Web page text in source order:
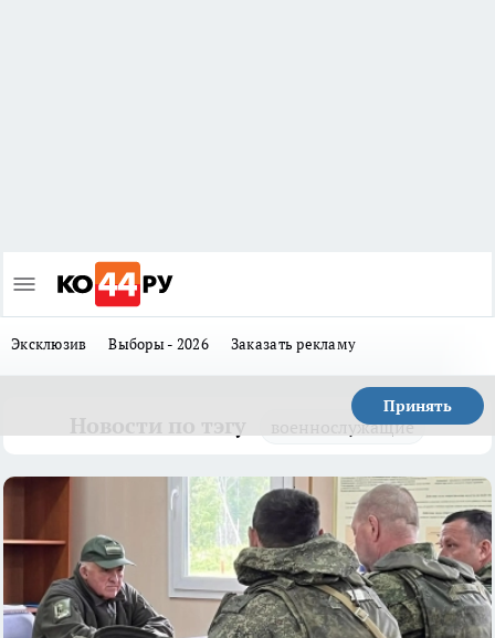
Эксклюзив Выборы - 2026 Заказать рекламу
Принять
военнослужащие